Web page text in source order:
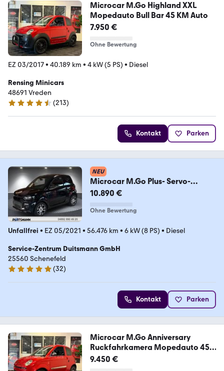
Microcar M.Go Highland XXL
Mopedauto Bull Bar 45 KM Auto
7.950 €
Ohne Bewertung
EZ 03/2017• 40.189 km • 4 kW (5 PS) • Diesel
Rensing Minicars
48691 Vreden
4.7 Sterne
(213)
Kontakt Parken
NEU
Microcar M.Go Plus- Servo-
Ganzjahresreifen
10.890 €
Ohne Bewertung
Unfallfrei • EZ 05/2021 • 56.476 km • 6 kW (8 PS) • Diesel
Service-Zentrum Duitsmann GmbH
25560 Schenefeld
5 Sterne
(32)
Kontakt Parken
Microcar M.Go Anniversary
Ruckfahrkamera Mopedauto 45
KM
9.450 €